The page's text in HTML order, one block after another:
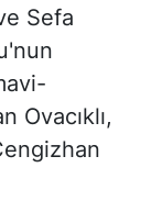
Sefa
Ovacıklı,